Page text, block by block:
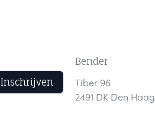
Inschrijven
Bender
Tiber 96
2491 DK Den Haag